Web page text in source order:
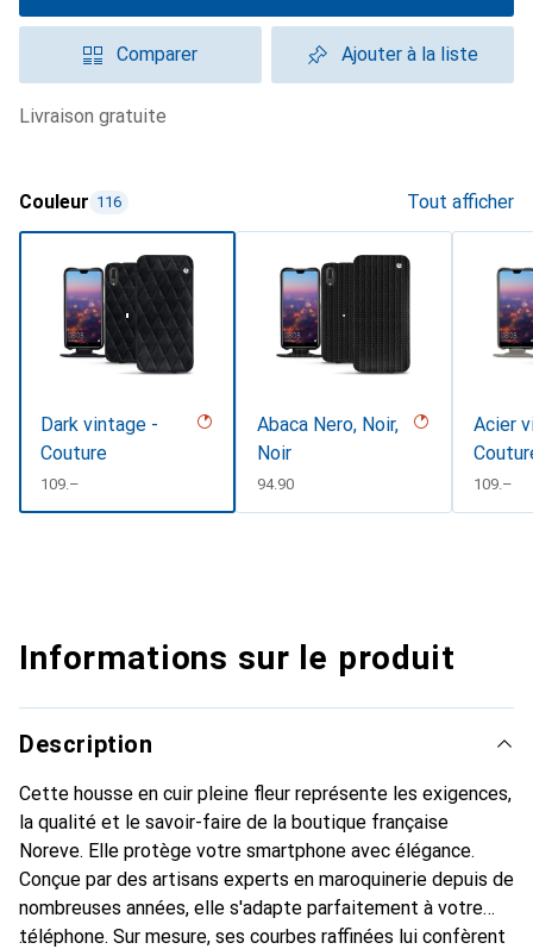
Comparer Ajouter à la liste
livraison gratuite
Couleur 116 Tout afficher
Dark vintage -
Couture
CHF
109.–
Abaca Nero, Noir,
Noir
CHF
94.90
Acier
CHF
109.–
Informations sur le produit
Description
Cette housse en cuir pleine fleur représente les exigences,
la qualité et le savoir-faire de la boutique française
Noreve. Elle protège votre smartphone avec élégance.
Conçue par des artisans experts en maroquinerie depuis de
nombreuses années, elle s'adapte parfaitement à votre
téléphone. Sur mesure, ses courbes raffinées lui confèrent